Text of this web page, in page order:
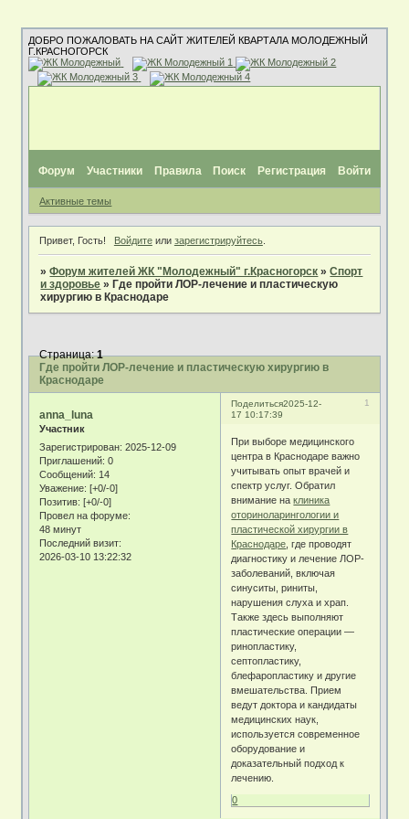
ДОБРО ПОЖАЛОВАТЬ НА САЙТ ЖИТЕЛЕЙ КВАРТАЛА МОЛОДЕЖНЫЙ
Г.КРАСНОГОРСК
Форум Участники Правила Поиск Регистрация Войти
Активные темы
Привет, Гость! Войдитеили зарегистрируйтесь.
»Форум жителей ЖК "Молодежный" г.Красногорск »Спорт
и здоровье » Где пройти ЛОР-лечение и пластическую
хирургию в Краснодаре
Где пройти ЛОР-лечение и пластическую хирургию в
Краснодаре
Страница:1
Поделиться 1
2025-12-
17 10:17:39
anna_luna
Участник
Зарегистрирован: 2025-12-09
Приглашений: 0
Сообщений: 14
Уважение: [+0/-0]
Позитив: [+0/-0]
Провел на форуме:
48 минут
Последний визит:
2026-03-10 13:22:32
При выборе медицинского
центра в Краснодаре важно
учитывать опыт врачей и
спектр услуг. Обратил
внимание наклиника
оториноларингологии и
пластической хирургии в
Краснодаре , где проводят
диагностику и лечение ЛОР-
заболеваний, включая
синуситы, риниты,
нарушения слуха и храп.
Также здесь выполняют
пластические операции —
ринопластику,
септопластику,
блефаропластику и другие
вмешательства. Прием
ведут доктора и кандидаты
медицинских наук,
используется современное
оборудование и
доказательный подход к
лечению.
0